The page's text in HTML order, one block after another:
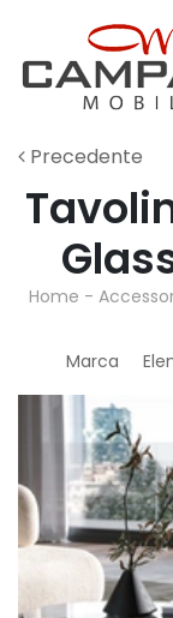
Precedente
Home -
Marca